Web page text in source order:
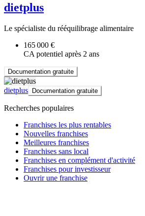
dietplus
Le spécialiste du rééquilibrage alimentaire
165 000 €
CA potentiel après 2 ans
Documentation gratuite
dietplus Documentation gratuite
Recherches populaires
Franchises les plus rentables
Nouvelles franchises
Meilleures franchises
Franchises sans local
Franchises en complément d'activité
Franchises pour investisseur
Ouvrir une franchise